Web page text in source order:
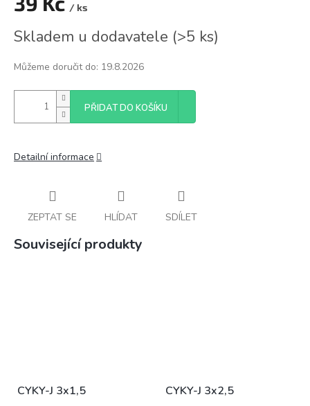
/ ks
cena:
Skladem u dodavatele (>5 ks)
Můžeme doručit do: 19.8.2026
PŘIDAT DO KOŠÍKU
Detailní informace
ZEPTAT SE HLÍDAT SDÍLET
Související produkty
CYKY-J 3x1,5 CYKY-J 3x2,5